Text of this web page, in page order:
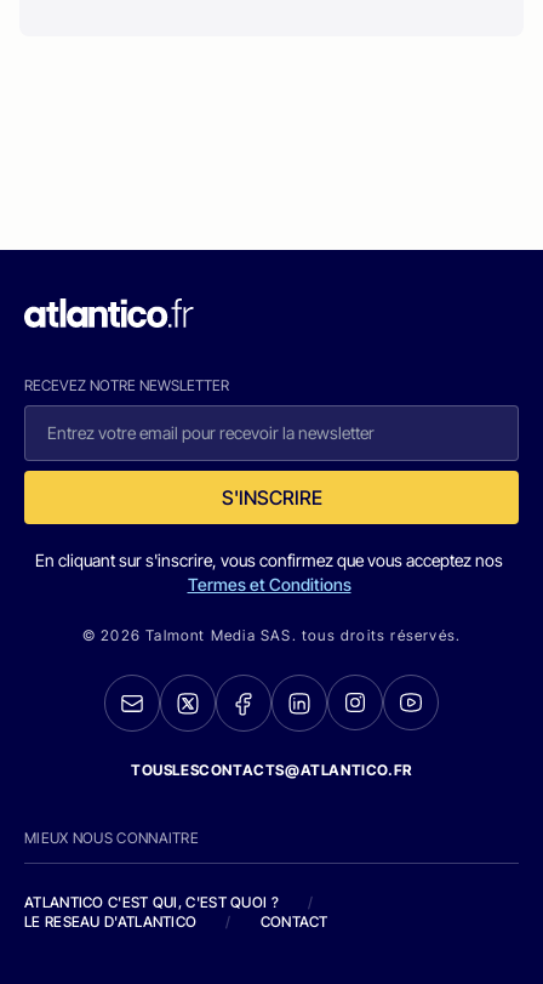
RECEVEZ NOTRE NEWSLETTER
S'INSCRIRE
En cliquant sur s'inscrire, vous confirmez que vous acceptez nos
Termes et Conditions
© 2026 Talmont Media SAS. tous droits réservés.
TOUSLESCONTACTS@ATLANTICO.FR
MIEUX NOUS CONNAITRE
ATLANTICO C'EST QUI, C'EST QUOI ?
/
LE RESEAU D'ATLANTICO
/ CONTACT